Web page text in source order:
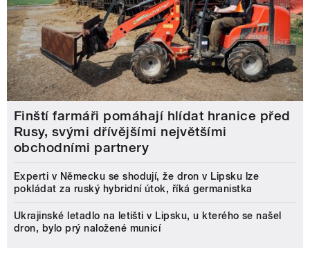
Finští farmáři pomáhají hlídat hranice před
Rusy, svými dřívějšími největšími
obchodními partnery
Experti v Německu se shodují, že dron v Lipsku lze
pokládat za ruský hybridní útok, říká germanistka
Ukrajinské letadlo na letišti v Lipsku, u kterého se našel
dron, bylo prý naložené municí